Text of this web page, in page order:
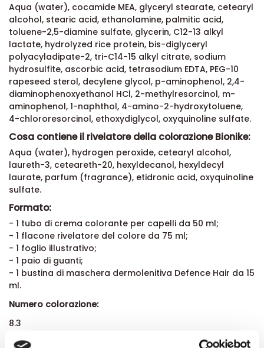
Aqua (water), cocamide MEA, glyceryl stearate, cetearyl
alcohol, stearic acid, ethanolamine, palmitic acid,
toluene-2,5-diamine sulfate, glycerin, C12-13 alkyl
lactate, hydrolyzed rice protein, bis-diglyceryl
polyacyladipate-2, tri-C14-15 alkyl citrate, sodium
hydrosulfite, ascorbic acid, tetrasodium EDTA, PEG-10
rapeseed sterol, decylene glycol, p-aminophenol, 2,4-
diaminophenoxyethanol HCl, 2-methylresorcinol, m-
aminophenol, 1-naphthol, 4-amino-2-hydroxytoluene,
4-chlororesorcinol, ethoxydiglycol, oxyquinoline sulfate.
Cosa contiene il rivelatore della colorazione Bionike:
Aqua (water), hydrogen peroxide, cetearyl alcohol,
laureth-3, ceteareth-20, hexyldecanol, hexyldecyl
laurate, parfum (fragrance), etidronic acid, oxyquinoline
sulfate.
Formato:
- 1 tubo di crema colorante per capelli da 50 ml;
- 1 flacone rivelatore del colore da 75 ml;
- 1 foglio illustrativo;
- 1 paio di guanti;
- 1 bustina di maschera dermolenitiva Defence Hair da 15
ml.
Numero colorazione:
8.3